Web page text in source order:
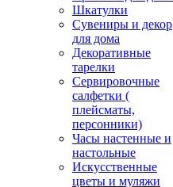
Шкатулки
Сувениры и декор
для дома
Декоративные
тарелки
Сервировочные
салфетки (
плейсматы,
персонники)
Часы настенные и
настольные
Искусственные
цветы и муляжи